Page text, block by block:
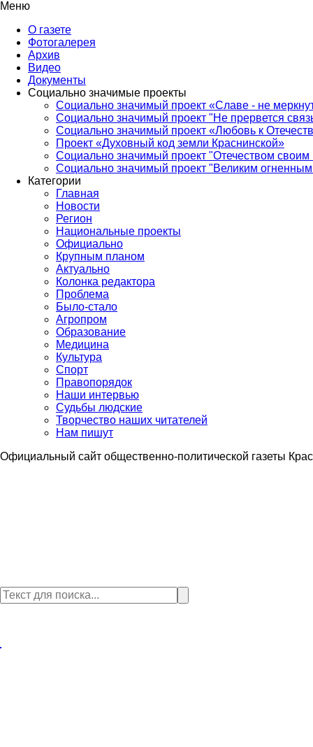
Меню
О газете
Фотогалерея
Архив
Видео
Документы
Социально значимые проекты
Социально значимый проект «Славе - не
Социально значимый проект "Не прервется
Социально значимый проект «Любовь к
Проект «Духовный код земли Краснинской»
Социально значимый проект "Отечеством своим
Социально значимый проект "Великим
Категории
Главная
Новости
Регион
Национальные проекты
Официально
Крупным планом
Актуально
Колонка редактора
Проблема
Было-стало
Агропром
Образование
Медицина
Культура
Спорт
Правопорядок
Наши интервью
Судьбы людские
Творчество наших читателей
Нам пишут
Официальный сайт общественно-политической газеты